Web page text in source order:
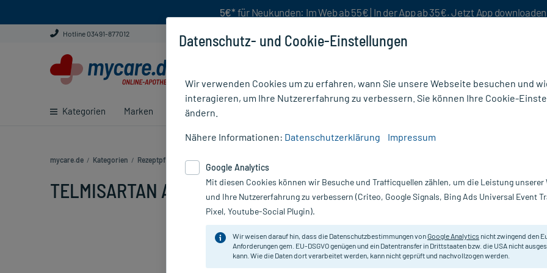
5€* für Neukunden: Im Web ab 55€ | In der App ab 35€. Jetzt App downloaden
Hotline 03491-877012
Kategorien Marken Ratgeber
mycare.de / Kategorien / Rezeptpflichtige Medikamente
TELMISARTAN ABZ 40MG, 28 St TELMISARTAN AbZ 40 mg Tabletten
Inhalt:
PZN:
Hersteller:
Datenschutz- und Cookie-Einstellungen
Wir verwenden Cookies um zu erfahren, wann Sie unsere Webseite besuchen und
interagieren, um Ihre Nutzererfahrung zu verbessern. Sie können Ihre Cookie-
ändern.
Nähere Informationen: Datenschutzerklärung Impressum
Google Analytics
Mit diesen Cookies können wir Besuche und Trafficquellen zählen, um die Leistung unserer
und Ihre Nutzererfahrung zu verbessern (Criteo, Google Signals, Bing Ads Universal Event
Pixel, Youtube-Social Plugin).
Wir weisen darauf hin, dass die Datenschutzbestimmungen vonGoogle Analytics nicht zwingend den
Anforderungen gem. EU-DSGVO genügen und ein Datentransfer in Drittstaaten bzw. die USA nicht
kann. Wie die Daten dort verarbeitet werden, kann nicht geprüft und nachvollzogen werden.